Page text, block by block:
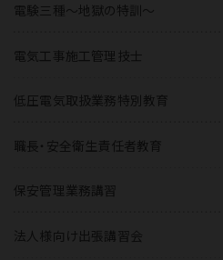
電験三種〜地獄の特訓〜
電気工事施工管理技士
低圧電気取扱業務特別教育
職長・安全衛生責任者教育
保安管理業務講習
法人様向け出張講習会